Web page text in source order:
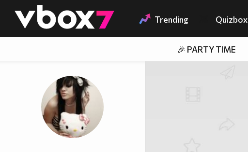
👾 Trending Quizbox
🎉 PARTY TIME